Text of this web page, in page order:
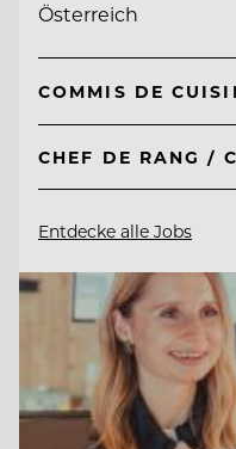
Österreich
COMMIS DE
CHEF DE RANG /
Entdecke alle Jobs